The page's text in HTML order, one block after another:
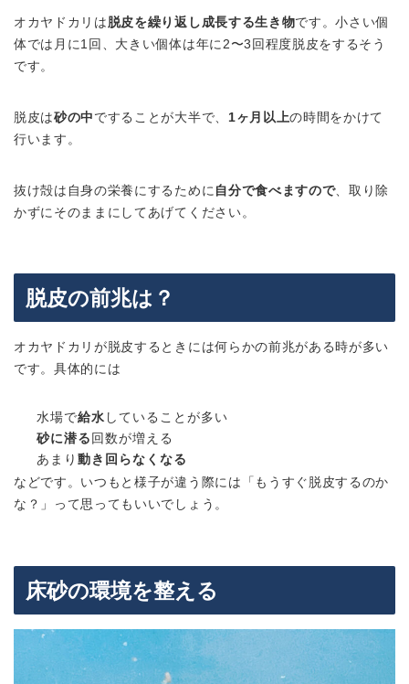
オカヤドカリは 脱皮を繰り返し成長する生き物です。小さい個
体では月に1回、大きい個体は年に2〜3回程度脱皮をするそう
です。
脱皮は砂の中 ですることが大半で、 1ヶ月以上の時間をかけて
行います。
抜け殻は自身の栄養にするために 自分で食べますので、取り除
かずにそのままにしてあげてください。
脱皮の前兆は？
オカヤドカリが脱皮するときには何らかの前兆がある時が多い
です。具体的には
水場で給水 していることが多い
砂に潜る 回数が増える
あまり 動き回らなくなる
などです。いつもと様子が違う際には「もうすぐ脱皮するのか
な？」って思ってもいいでしょう。
床砂の環境を整える